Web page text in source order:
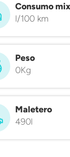
Consumo
l/100 km
Peso
0Kg
Maletero
490l